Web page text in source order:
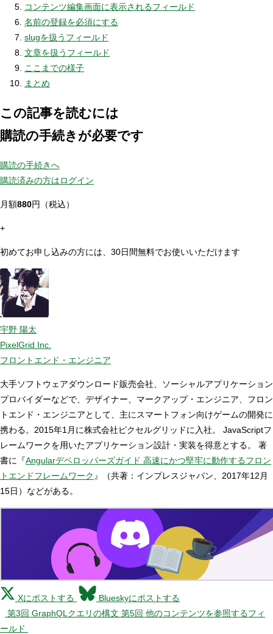
コンテンツ編集画面に表示されるフィールド
名前の登録を必須にする
slugを扱うフィールド
文章を扱うフィールド
ここまでの様子
まとめ
この記事を読むには
購読の手続きが必要です
購読の手続きへ
購読済みの方はログイン
月額880円（税込）
+
初めてお申し込みの方には、30日間無料でお使いいただけます
宇野 陽太
PixelGrid Inc.
フロントエンド・エンジニア
大手ソフトウェアダウンロード販売会社、ソーシャルアプリケーション
プロバイダーなどで、デザイナー、マークアップ・エンジニア、フロン
トエンド・エンジニアとして、主にスマートフォン向けゲームの開発に
携わる。2015年1月に株式会社ピクセルグリッドに入社。 JavaScriptフ
レームワークを用いたアプリケーション設計・実装を得意とする。 著
書に『Angularデベロッパーズガイド 高速にかつ堅牢に動作するフロン
トエンドフレームワーク 』（共著：インプレスジャパン、2017年12月
15日）などがある。
Xにポストする
Blueskyにポストする
第3回 GraphQLクエリの構文 第5回 他のコンテンツを参照するフィ
ールド